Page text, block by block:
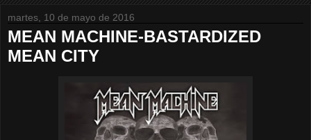
martes, 10 de mayo de 2016
MEAN MACHINE-BASTARDIZED
MEAN CITY